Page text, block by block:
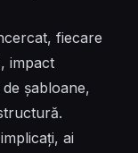
fiecare
impact
șabloane,
ai